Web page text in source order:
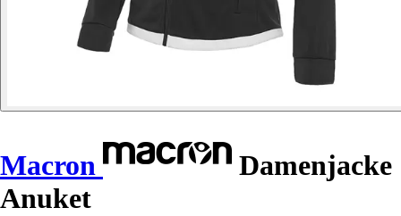
Macron
Damenjacke
Anuket